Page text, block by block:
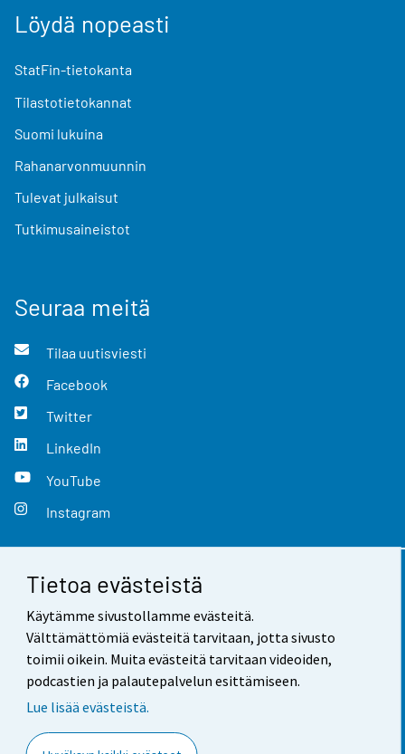
Tietoa evästeistä
Käytämme sivustollamme evästeitä.
Välttämättömiä evästeitä tarvitaan, jotta sivusto
toimii oikein. Muita evästeitä tarvitaan videoiden,
podcastien ja palautepalvelun esittämiseen.
Lue lisää evästeistä.
Löydä nopeasti
StatFin-tietokanta
Tilastotietokannat
Suomi lukuina
Rahanarvonmuunnin
Tulevat julkaisut
Tutkimusaineistot
Seuraa meitä
Tilaa uutisviesti
Facebook
Twitter
LinkedIn
YouTube
Instagram
Yhteystiedot
Palaute
Käyttöehdot
Saavutettavuus